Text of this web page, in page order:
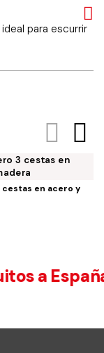
para escurrir
en acero y
a España